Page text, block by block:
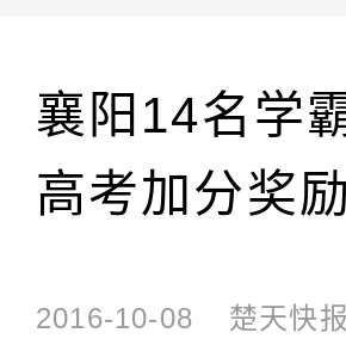
襄阳14名学
高考加分奖励
2016-10-08 楚天快报